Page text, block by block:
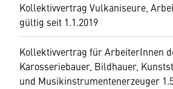
Kollektivvertrag Vulkaniseure,
gültig seit 1.1.2019
Kollektivvertrag für ArbeiterInnen
Karosseriebauer, Bildhauer,
und Musikinstrumentenerzeuger